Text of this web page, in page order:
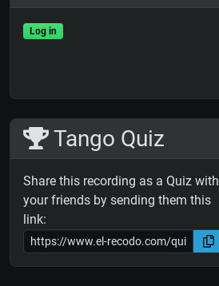
Log in
Tango Quiz
Share this recording as a Quiz with
your friends by sending them this
link: